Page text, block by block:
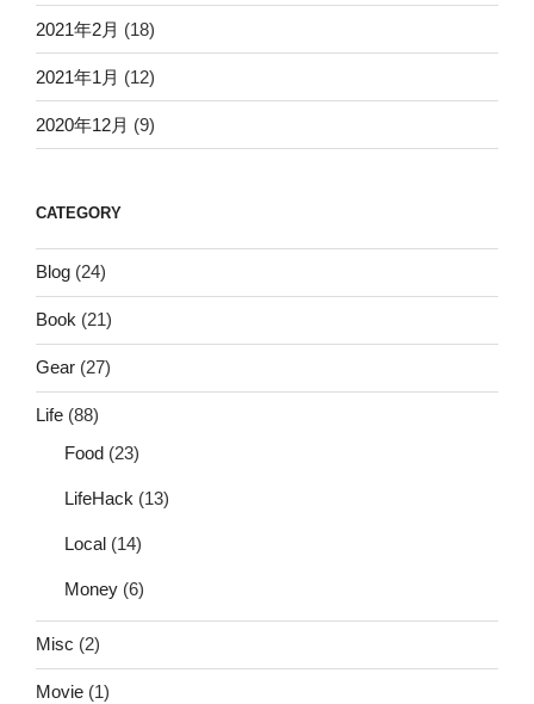
2021年2月 (18)
2021年1月 (12)
2020年12月 (9)
CATEGORY
Blog (24)
Book (21)
Gear (27)
Life (88)
Food (23)
LifeHack (13)
Local (14)
Money (6)
Misc (2)
Movie (1)